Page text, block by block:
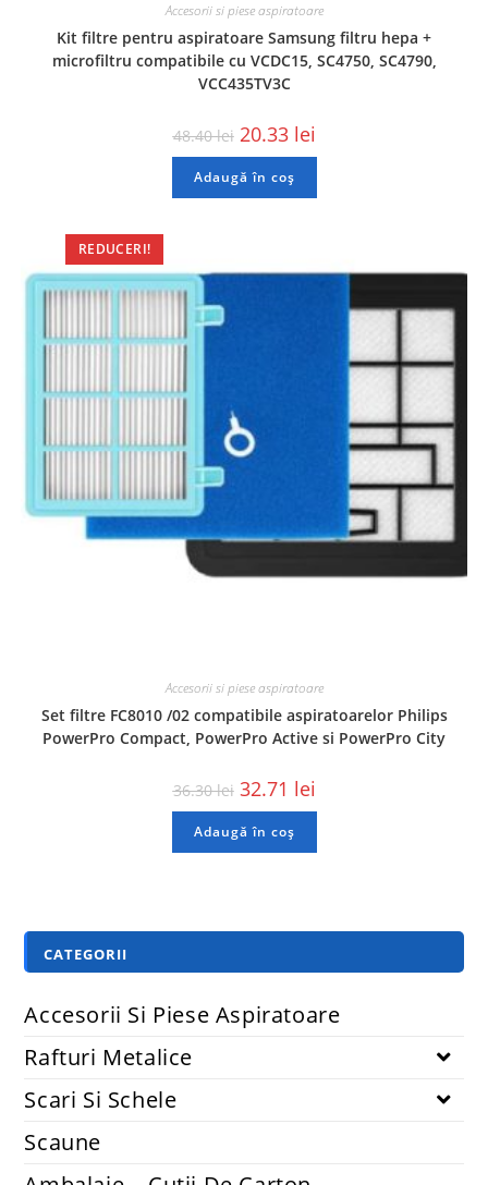
Accesorii si piese aspiratoare
Kit filtre pentru aspiratoare Samsung filtru hepa +
microfiltru compatibile cu VCDC15, SC4750, SC4790,
VCC435TV3C
48.40lei 20.33 lei
Adaugă în coș
REDUCERI!
Accesorii si piese aspiratoare
Set filtre FC8010 /02 compatibile aspiratoarelor Philips
PowerPro Compact, PowerPro Active si PowerPro City
36.30lei 32.71 lei
Adaugă în coș
CATEGORII
Accesorii Si Piese Aspiratoare
Rafturi Metalice
Scari Si Schele
Scaune